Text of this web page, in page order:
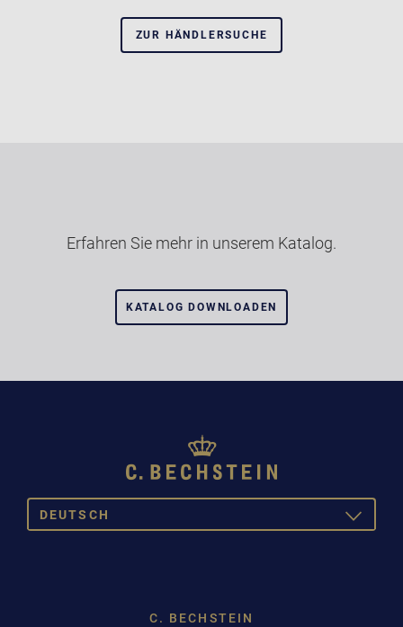
ZUR HÄNDLERSUCHE
Erfahren Sie mehr in unserem Katalog.
KATALOG DOWNLOADEN
DEUTSCH
TOGGLE
C. BECHSTEIN